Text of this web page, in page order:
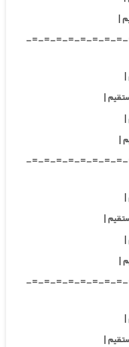
-=-=-=-=-=-=-=-
-=-=-=-=-=-=-=-
-=-=-=-=-=-=-=-